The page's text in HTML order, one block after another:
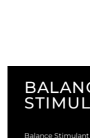
Balance